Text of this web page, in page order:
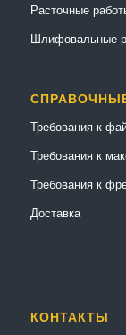
Расточные
Шлифовальные
Требования к
Требования к
Требования к
Доставка
КОНТАКТЫ